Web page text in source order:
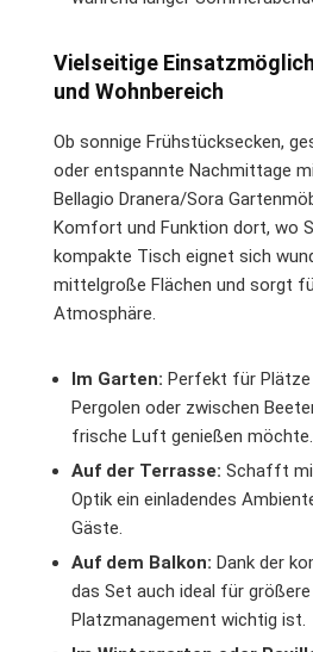
Vielseitige
und Wohnbereich
Ob sonnige Frühstücksecken,
oder entspannte Nachmittage
Bellagio Dranera/Sora
Komfort und Funktion dort, wo
kompakte Tisch eignet sich
mittelgroße Flächen und sorgt
Atmosphäre.
Im Garten: Perfekt für Plätze
Pergolen oder zwischen
frische Luft genießen möchte.
Auf der Terrasse: Schafft
Optik ein einladendes
Gäste.
Auf dem Balkon: Dank der
das Set auch ideal für größere
Platzmanagement wichtig ist.